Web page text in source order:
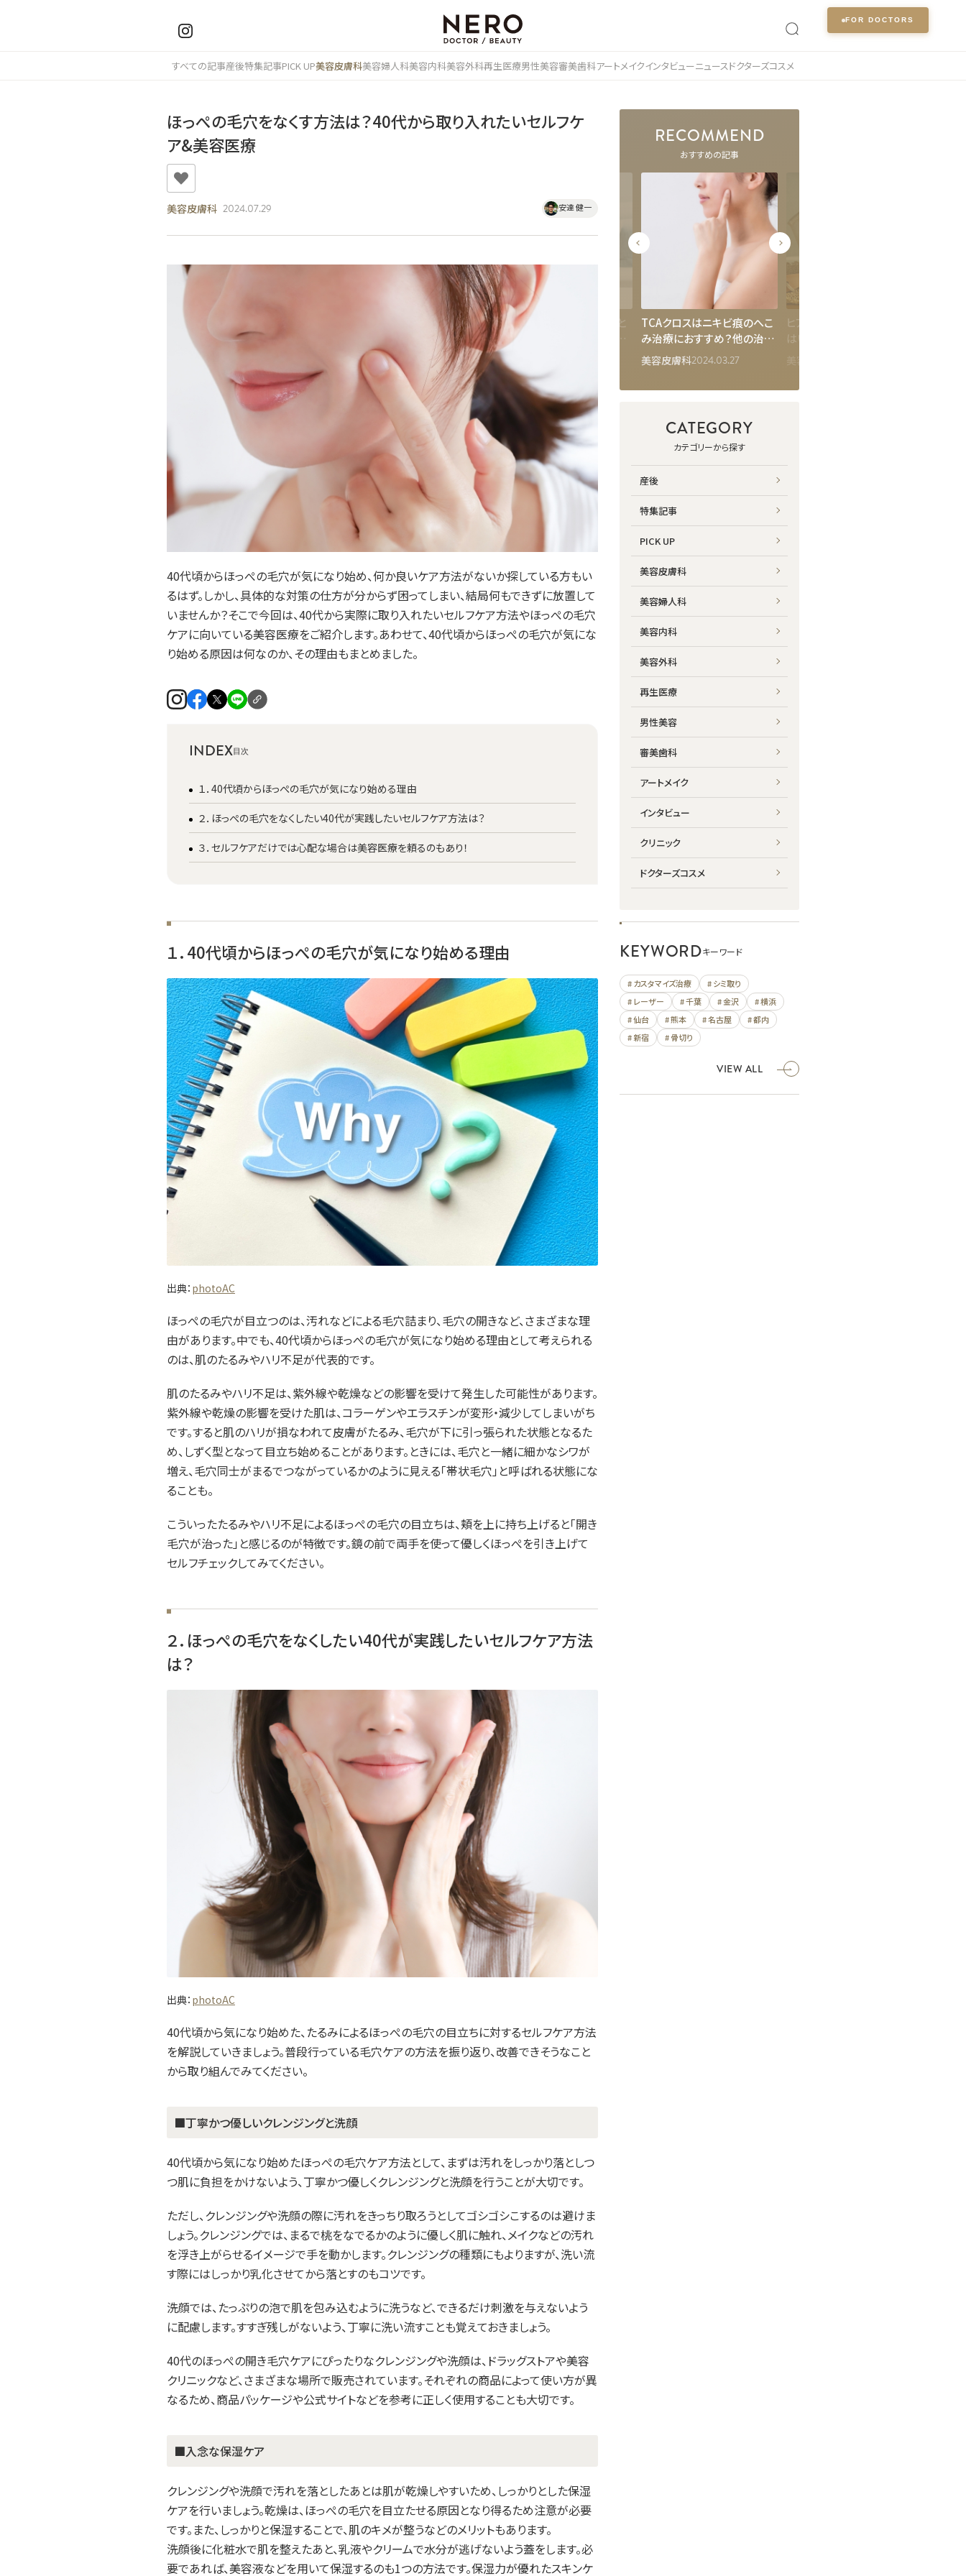
FOR DOCTORS
すべての記事産後特集記事PICK UP美容皮膚科美容婦人科美容内科美容外科再生医療男性美容審美歯科アートメイクインタビューニュースドクターズコスメ
ほっぺの毛穴をなくす方法は？40代から取り入れたいセルフケ
ア&美容医療
美容皮膚科 2024.07.29 安達 健一
40代頃からほっぺの毛穴が気になり始め、何か良いケア方法がないか探している方もい
るはず。しかし、具体的な対策の仕方が分からず困ってしまい、結局何もできずに放置して
いませんか？そこで今回は、40代から実際に取り入れたいセルフケア方法やほっぺの毛穴
ケアに向いている美容医療をご紹介します。あわせて、40代頃からほっぺの毛穴が気にな
り始める原因は何なのか、その理由もまとめました。
INDEX
１．40代頃からほっぺの毛穴が気になり始める理由
２．ほっぺの毛穴をなくしたい40代が実践したいセルフケア方法は？
３．セルフケアだけでは心配な場合は美容医療を頼るのもあり！
１．40代頃からほっぺの毛穴が気になり始める理由
出典： photoAC
ほっぺの毛穴が目立つのは、汚れなどによる毛穴詰まり、毛穴の開きなど、さまざまな理
由があります。中でも、40代頃からほっぺの毛穴が気になり始める理由として考えられる
のは、肌のたるみやハリ不足が代表的です。
肌のたるみやハリ不足は、紫外線や乾燥などの影響を受けて発生した可能性があります。
紫外線や乾燥の影響を受けた肌は、コラーゲンやエラスチンが変形・減少してしまいがち
です。すると肌のハリが損なわれて皮膚がたるみ、毛穴が下に引っ張られた状態となるた
め、しずく型となって目立ち始めることがあります。ときには、毛穴と一緒に細かなシワが
増え、毛穴同士がまるでつながっているかのように見える「帯状毛穴」と呼ばれる状態にな
ることも。
こういったたるみやハリ不足によるほっぺの毛穴の目立ちは、頬を上に持ち上げると「開き
毛穴が治った」と感じるのが特徴です。鏡の前で両手を使って優しくほっぺを引き上げて
セルフチェックしてみてください。
２．ほっぺの毛穴をなくしたい40代が実践したいセルフケア方法
は？
出典： photoAC
40代頃から気になり始めた、たるみによるほっぺの毛穴の目立ちに対するセルフケア方法
を解説していきましょう。普段行っている毛穴ケアの方法を振り返り、改善できそうなこと
から取り組んでみてください。
■丁寧かつ優しいクレンジングと洗顔
40代頃から気になり始めたほっぺの毛穴ケア方法として、まずは汚れをしっかり落としつ
つ肌に負担をかけないよう、丁寧かつ優しくクレンジングと洗顔を行うことが大切です。
ただし、クレンジングや洗顔の際に汚れをきっちり取ろうとしてゴシゴシこするのは避けま
しょう。クレンジングでは、まるで桃をなでるかのように優しく肌に触れ、メイクなどの汚れ
を浮き上がらせるイメージで手を動かします。クレンジングの種類にもよりますが、洗い流
す際にはしっかり乳化させてから落とすのもコツです。
洗顔では、たっぷりの泡で肌を包み込むように洗うなど、できるだけ刺激を与えないよう
に配慮します。すすぎ残しがないよう、丁寧に洗い流すことも覚えておきましょう。
40代のほっぺの開き毛穴ケアにぴったりなクレンジングや洗顔は、ドラッグストアや美容
クリニックなど、さまざまな場所で販売されています。それぞれの商品によって使い方が異
なるため、商品パッケージや公式サイトなどを参考に正しく使用することも大切です。
■入念な保湿ケア
クレンジングや洗顔で汚れを落としたあとは肌が乾燥しやすいため、しっかりとした保湿
ケアを行いましょう。乾燥は、ほっぺの毛穴を目立たせる原因となり得るため注意が必要
です。また、しっかりと保湿することで、肌のキメが整うなどのメリットもあります。
洗顔後に化粧水で肌を整えたあと、乳液やクリームで水分が逃げないよう蓋をします。必
要であれば、美容液などを用いて保湿するのも1つの方法です。保湿力が優れたスキンケ
RECOMMEND
おすすめの記事
ルメッカの経過を治療直後か
ら1ヶ月後まで解説！効果を引
韓国のPR案件、安易に受けな
いで！SNSで話題になっている
「血管塞栓」、裏側のストーリ
ーを追いました
特集記事
イベント前必見！肌を綺麗に
する方法とは？即効性が期待
できる施術4選
美容皮膚科 2024.10.11
産後のシミは消える？原因と
効果的なセルフケア・美容医
療を徹底解説
美容皮膚科
TCAクロスはニキビ痕のへこ
み治療におすすめ？他の治療
とはどう違う？
美容皮膚科2024.03.27
ヒアルロン酸注射後にサウナ
はいつからOK？リスクと効果
を長く持たせる過ごし方を解
説
美容皮膚科
CATEGORY
カテゴリーから探す
産後
特集記事
PICK UP
美容皮膚科
美容婦人科
美容内科
美容外科
再生医療
男性美容
審美歯科
アートメイク
インタビュー
クリニック
ドクターズコスメ
KEYWORDキーワード
# カスタマイズ治療
# シミ取り
# レーザー
# 千葉 # 金沢
# 横浜
# 仙台
# 熊本 # 名古屋
# 都内
# 新宿
# 骨切り
VIEW ALL